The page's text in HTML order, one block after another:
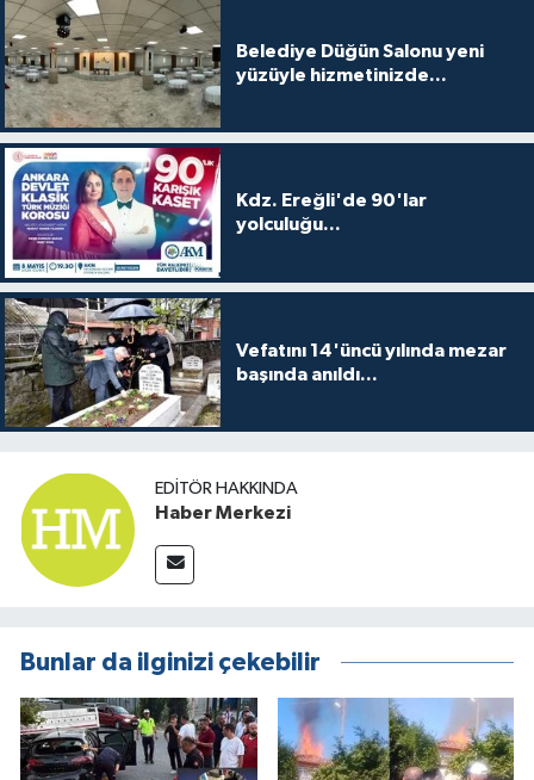
Belediye Düğün Salonu yeni
yüzüyle hizmetinizde...
Kdz. Ereğli'de 90'lar
yolculuğu...
Vefatını 14'üncü yılında mezar
başında anıldı...
EDITÖR HAKKINDA
Haber Merkezi
Bunlar da ilginizi çekebilir